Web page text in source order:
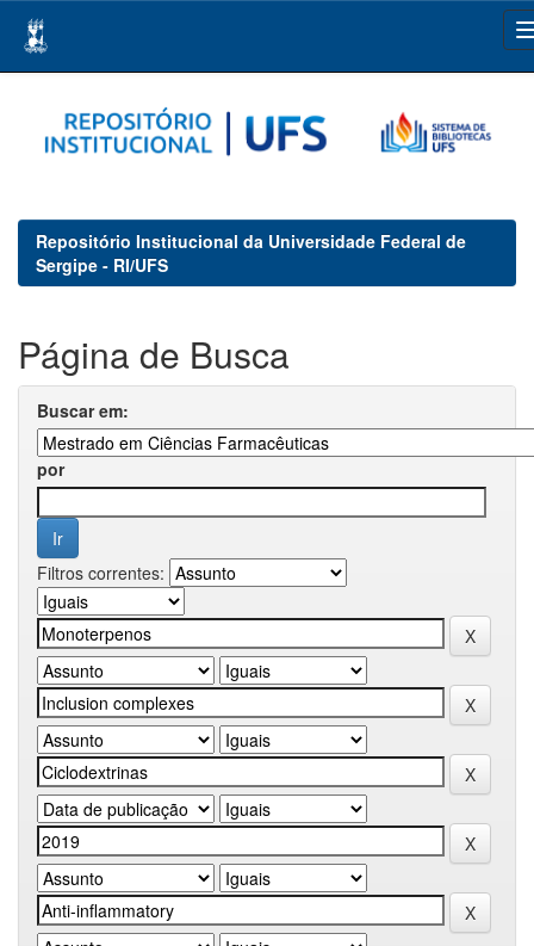
navigation
Repositório Institucional da Universidade Federal de
Sergipe - RI/UFS
Página de Busca
Buscar em:
por
Filtros correntes: